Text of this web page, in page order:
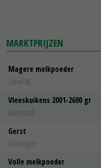
MARKTPRIJZEN
Magere melkpoeder
Zuivel NL
Vleeskuikens 2001-2600 gr
Barneveld
Gerst
Groningen
Volle melkpoeder